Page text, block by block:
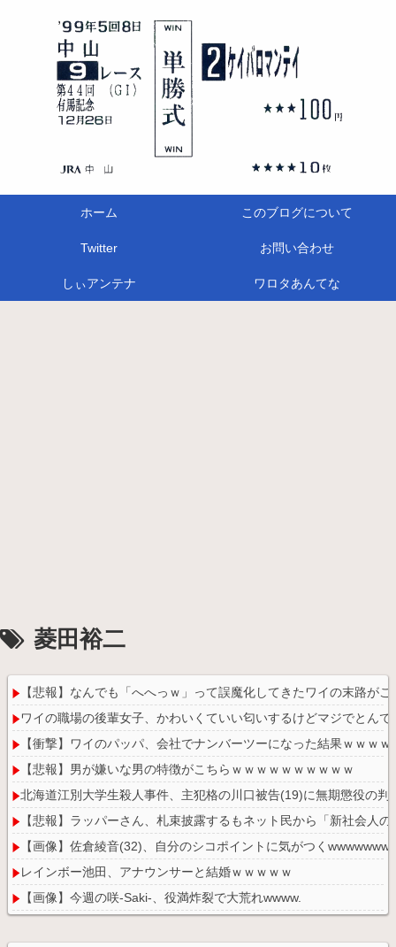
ホーム このブログについて
Twitter お問い合わせ
しぃアンテナ ワロタあんてな
菱田裕二
【悲報】なんでも「へへっｗ」って誤魔化してきたワイの末路が
ワイの職場の後輩女子、かわいくていい匂いするけどマジでとんで
【衝撃】ワイのパッパ、会社でナンバーツーになった結果ｗｗｗ
【悲報】男が嫌いな男の特徴がこちらｗｗｗｗｗｗｗｗｗｗ
北海道江別大学生殺人事件、主犯格の川口被告(19)に無期懲役の判
【悲報】ラッパーさん、札束披露するもネット民から「新社会人
【画像】佐倉綾音(32)、自分のシコポイントに気がつくwwwwwww
レインボー池田、アナウンサーと結婚ｗｗｗｗｗ
【画像】今週の咲-Saki-、役満炸裂で大荒れwwww.